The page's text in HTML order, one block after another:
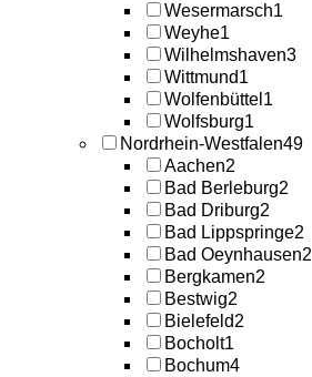
Wesermarsch1
Weyhe1
Wilhelmshaven3
Wittmund1
Wolfenbüttel 1
Wolfsburg1
Nordrhein-Westfalen49
Aachen2
Bad Berleburg2
Bad Driburg2
Bad Lippspringe2
Bad Oeynhausen2
Bergkamen2
Bestwig2
Bielefeld2
Bocholt1
Bochum4